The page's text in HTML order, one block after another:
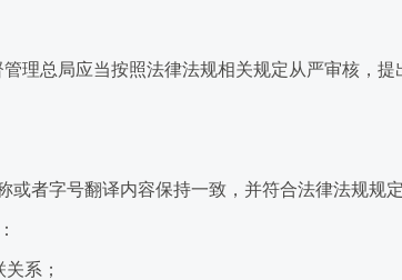
理总局应当按照法律法规相关规定从严审核，提
者字号翻译内容保持一致，并符合法律法规规定
系；